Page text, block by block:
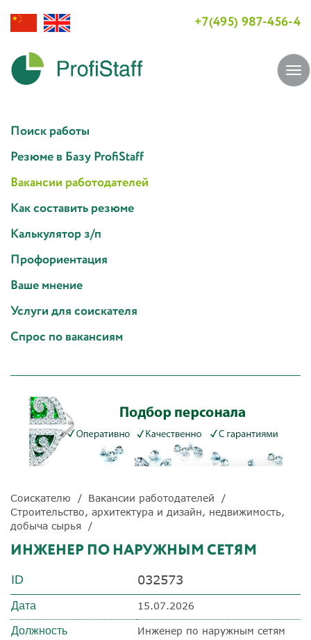
+7(495) 987-456-4
Поиск работы
Резюме в Базу ProfiStaff
Вакансии работодателей
Как составить резюме
Калькулятор з/п
Профориентация
Ваше мнение
Услуги для соискателя
Спрос по вакансиям
Соискателю
Вакансии работодателей
Строительство, архитектура и дизайн, недвижимость,
добыча сырья
ИНЖЕНЕР ПО НАРУЖНЫМ СЕТЯМ
ID 032573
Дата 15.07.2026
Должность Инженер по наружным сетям